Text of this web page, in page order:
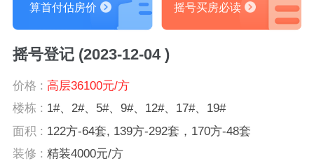
算首付估房价 摇号买房必读
摇号登记 (2023-12-04 )
价格 : 高层36100元/方
楼栋 : 1#、2#、5#、9#、12#、17#、19#
面积 : 122方-64套, 139方-292套，170方-48套
装修 : 精装4000元/方